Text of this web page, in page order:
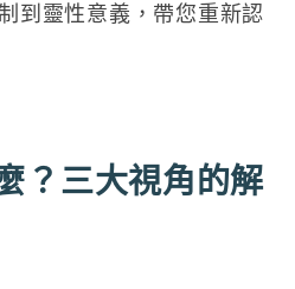
到靈性意義，帶您重新認
？三大視角的解